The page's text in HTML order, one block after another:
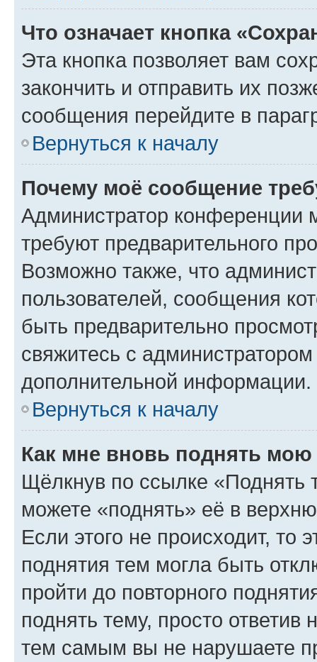
Что означает кнопка
Эта кнопка позволяет вам
закончить и отправить их
сообщения перейдите в
Вернуться к началу
Почему моё сообщение
Администратор конференции
требуют предварительного
Возможно также, что
пользователей, сообщения
быть предварительно
свяжитесь с
дополнительной информации.
Вернуться к началу
Как мне вновь поднять мою
Щёлкнув по ссылке «Поднять
можете «поднять» её в
Если этого не происходит, то
поднятия тем могла быть
пройти до повторного
поднять тему, просто ответив
тем самым вы не нарушаете